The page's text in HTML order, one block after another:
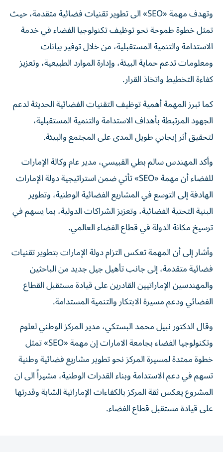
وتهدف مهمة «SEO» الى تطوير تقنيات فضائية متقدمة، حيث
تمثل خطوة طموحة نحو توظيف تكنولوجيا الفضاء في خدمة
الاستدامة والتنمية المستقبلية، من خلال توفير بيانات
ومعلومات تدعم حماية البيئة، وإدارة الموارد الطبيعية، وتعزيز
كفاءة التخطيط واتخاذ القرار.
كما تبرز المهمة أهمية توظيف التقنيات الفضائية الحديثة لدعم
الجهود المرتبطة بأهداف الاستدامة والتنمية المستقبلية،
لتحقيق أثر إيجابي طويل المدى على المجتمع والبيئة.
وأكد المهندس سالم بطي القبيسي، مدير عام وكالة الإمارات
للفضاء أن مهمة «SEO» تأتي ضمن استراتيجية دولة الإمارات
الهادفة إلى التوسع في المشاريع الفضائية الوطنية، وتطوير
البنية التحتية الفضائية، وتعزيز الشراكات الدولية، بما يسهم في
ترسيخ مكانة الدولة في قطاع الفضاء العالمي.
وأشار إلى أن المهمة تعكس التزام دولة الإمارات بتطوير تقنيات
فضائية متقدمة، إلى جانب تأهيل جيل جديد من الباحثين
والمهندسين الإماراتيين القادرين على قيادة مستقبل القطاع
الفضائي ودعم مسيرة الابتكار والتنمية المستدامة.
وقال الدكتور نبيل محمد البستكي، مدير المركز الوطني لعلوم
وتكنولوجيا الفضاء بجامعة الامارات إن مهمة «SEO» تمثل
خطوة ممتدة لمسيرة المركز نحو تطوير مشاريع فضائية وطنية
تسهم في دعم الاستدامة وبناء القدرات الوطنية، مشيراً الى ان
المشروع يعكس ثقة المركز بالكفاءات الإماراتية الشابة وقدرتها
على قيادة مستقبل قطاع الفضاء.